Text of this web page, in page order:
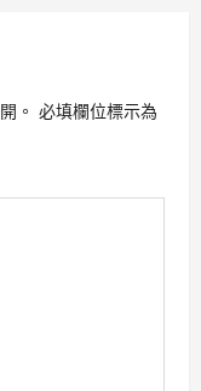
。 必填欄位標示為